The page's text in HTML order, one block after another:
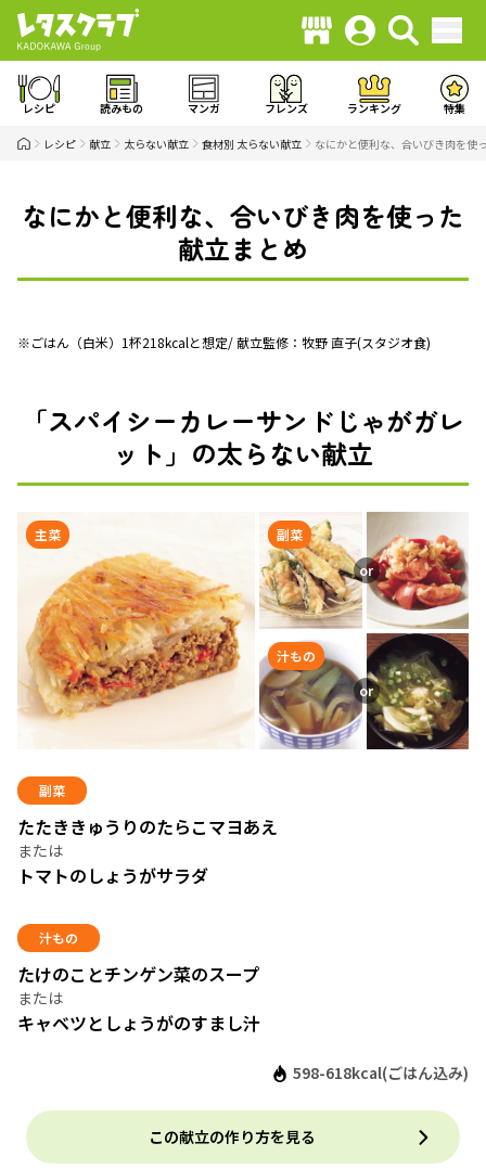
レシピ 読みもの マンガ フレンズ ランキング 特集
レシピ 献立 太らない献立 食材別 太らない献立 なにかと便利な、合いびき肉を使
なにかと便利な、合いびき肉を使った
献立まとめ
※ごはん（白米）1杯218kcalと想定/ 献立監修：牧野 直子(スタジオ食)
「スパイシーカレーサンドじゃがガレ
ット」の太らない献立
主菜 副菜
汁もの
副菜
たたききゅうりのたらこマヨあえ
トマトのしょうがサラダ
汁もの
たけのことチンゲン菜のスープ
キャベツとしょうがのすまし汁
598-618kcal(ごはん込み)
この献立の作り方を見る